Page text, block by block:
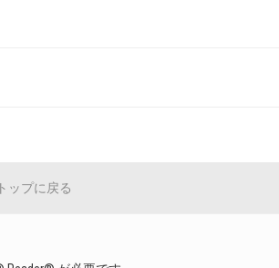
ップに戻る